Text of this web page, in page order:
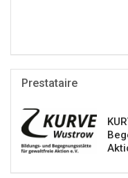
Prestataire